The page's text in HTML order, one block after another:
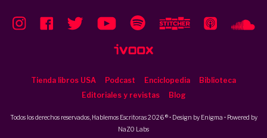
Tienda libros USA Podcast Enciclopedia
Biblioteca
Editoriales y revistas
Blog
Todos los derechos reservados, Hablemos Escritoras 2026 ® • Design by Enigma • Powered by
NaZO Labs